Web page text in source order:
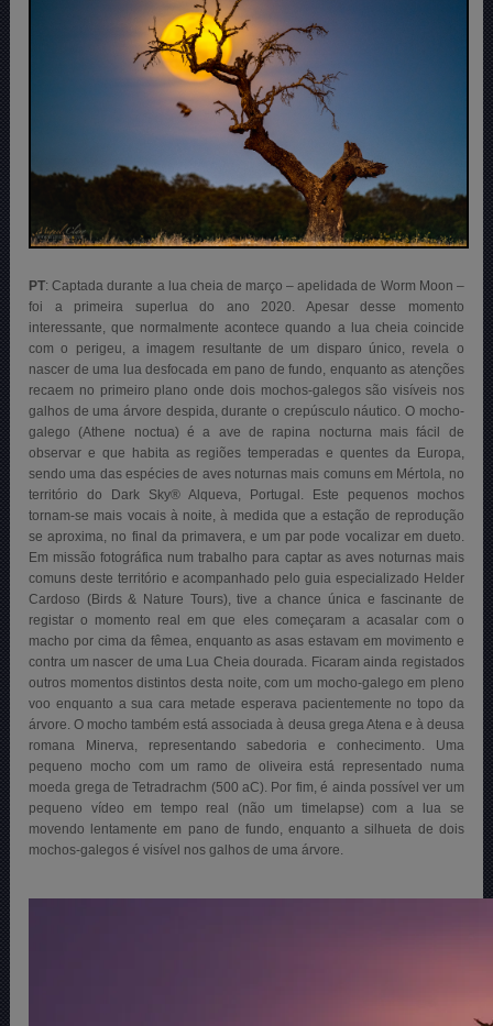
PT: Captada durante a lua cheia de março – apelidada de Worm Moon –
foi a primeira superlua do ano 2020. Apesar desse momento
interessante, que normalmente acontece quando a lua cheia coincide
com o perigeu, a imagem resultante de um disparo único, revela o
nascer de uma lua desfocada em pano de fundo, enquanto as atenções
recaem no primeiro plano onde dois mochos-galegos são visíveis nos
galhos de uma árvore despida, durante o crepúsculo náutico. O mocho-
galego (Athene noctua) é a ave de rapina nocturna mais fácil de
observar e que habita as regiões temperadas e quentes da Europa,
sendo uma das espécies de aves noturnas mais comuns em Mértola, no
território do Dark Sky® Alqueva, Portugal. Este pequenos mochos
tornam-se mais vocais à noite, à medida que a estação de reprodução
se aproxima, no final da primavera, e um par pode vocalizar em dueto.
Em missão fotográfica num trabalho para captar as aves noturnas mais
comuns deste território e acompanhado pelo guia especializado Helder
Cardoso (Birds & Nature Tours), tive a chance única e fascinante de
registar o momento real em que eles começaram a acasalar com o
macho por cima da fêmea, enquanto as asas estavam em movimento e
contra um nascer de uma Lua Cheia dourada. Ficaram ainda registados
outros momentos distintos desta noite, com um mocho-galego em pleno
voo enquanto a sua cara metade esperava pacientemente no topo da
árvore. O mocho também está associada à deusa grega Atena e à deusa
romana Minerva, representando sabedoria e conhecimento. Uma
pequeno mocho com um ramo de oliveira está representado numa
moeda grega de Tetradrachm (500 aC). Por fim, é ainda possível ver um
pequeno vídeo em tempo real (não um timelapse) com a lua se
movendo lentamente em pano de fundo, enquanto a silhueta de dois
mochos-galegos é visível nos galhos de uma árvore.